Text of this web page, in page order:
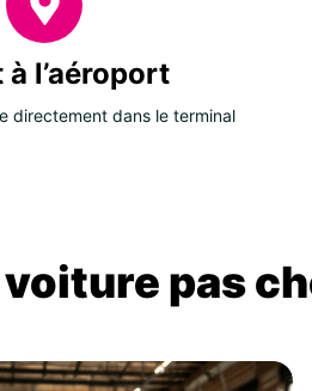
à l’aéroport
directement dans le terminal
pas